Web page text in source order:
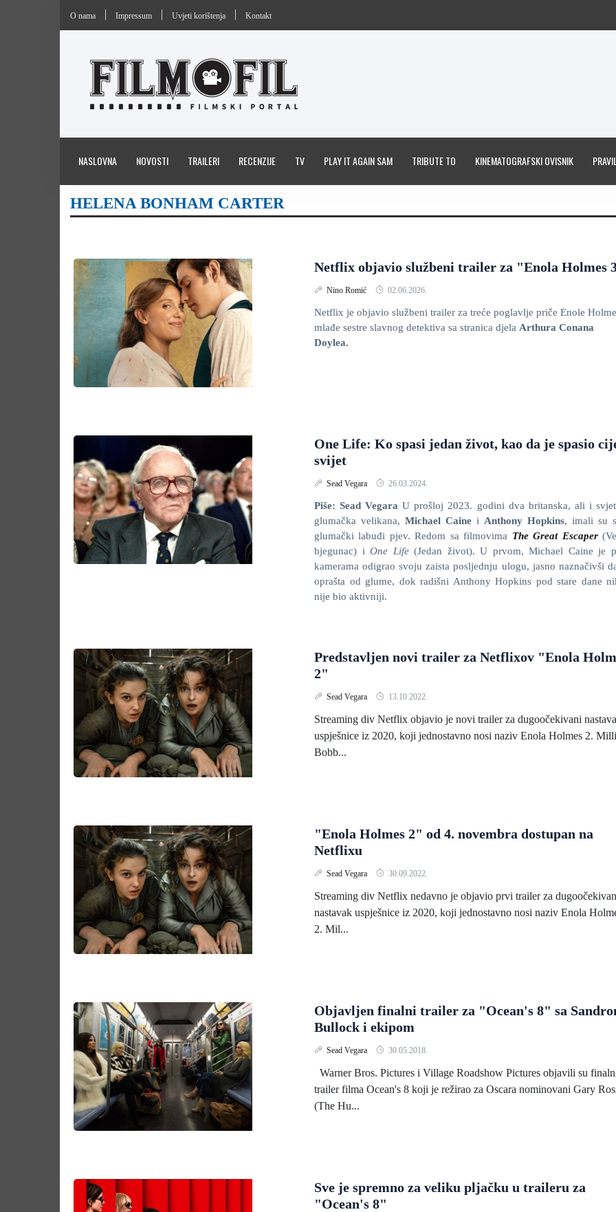
O nama Impressum Uvjeti korištenja Kontakt
NASLOVNA NOVOSTI TRAILERI RECENZIJE TV PLAY IT AGAIN SAM TRIBUTE TO KINEMATOGRAFSKI OVISNIK
HELENA BONHAM CARTER
Netflix objavio službeni trailer za "Enola Holmes
Nino Romić 02.06.2026.
Netflix je objavio službeni trailer za treće poglavlje priče Enole
mlađe sestre slavnog detektiva sa stranica djela Arthura Conana
Doylea.
One Life: Ko spasi jedan život, kao da je spasio
svijet
Sead Vegara 26.03.2024.
Piše: Sead VegaraU prošloj 2023. godini dva britanska, ali i
glumačka velikana, Michael Caine i Anthony Hopkins, imali su
glumački labuđi pjev. Redom sa filmovima The Great Escaper
bjegunac) iOne Life(Jedan život). U prvom, Michael Caine je
kamerama odigrao svoju zaista posljednju ulogu, jasno naznačivši
oprašta od glume, dok radišni Anthony Hopkins pod stare dane
nije bio aktivniji.
Predstavljen novi trailer za Netflixov "Enola
2"
Sead Vegara 13.10.2022.
Streaming div Netflix objavio je novi trailer za dugoočekivani
uspješnice iz 2020, koji jednostavno nosi naziv Enola Holmes 2.
Bobb...
"Enola Holmes 2" od 4. novembra dostupan na
Netflixu
Sead Vegara 30.09.2022.
Streaming div Netflix nedavno je objavio prvi trailer za
nastavak uspješnice iz 2020, koji jednostavno nosi naziv Enola
2. Mil...
Objavljen finalni trailer za "Ocean's 8" sa
Bullock i ekipom
Sead Vegara 30.05.2018.
Warner Bros. Pictures i Village Roadshow Pictures objavili su
trailer filma Ocean's 8 koji je režirao za Oscara nominovani Gary
(The Hu...
Sve je spremno za veliku pljačku u traileru za
"Ocean's 8"